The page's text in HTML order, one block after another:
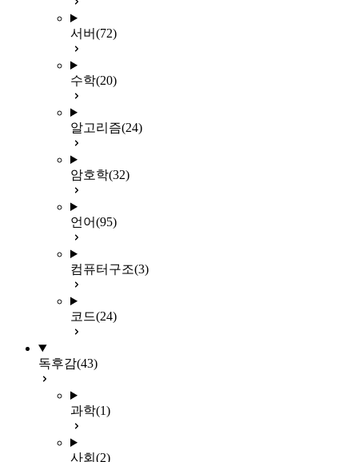
서버(72)
수학(20)
알고리즘(24)
암호학(32)
언어(95)
컴퓨터구조(3)
코드(24)
독후감(43)
과학(1)
사회 (2)